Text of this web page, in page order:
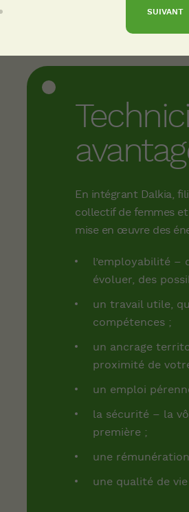
SUIVANT
En intégrant Dalkia,
collectif de femmes
mise en œuvre des
l’employabilité –
évoluer, des
un travail utile,
compétences ;
un ancrage
proximité de
un emploi
la sécurité – la
première ;
une
une qualité de